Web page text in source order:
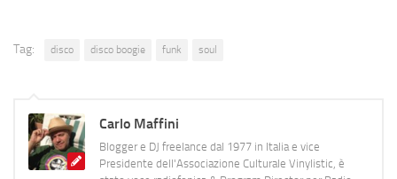
Tag: disco disco boogie funk soul
Carlo Maffini
Blogger e DJ freelance dal 1977 in Italia e vice
Presidente dell'Associazione Culturale Vinylistic, è